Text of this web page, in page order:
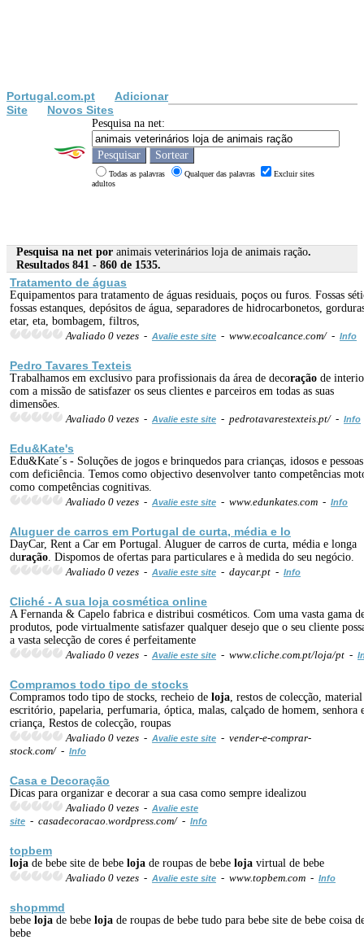
Portugal.com.pt
Adicionar
Site
Novos Sites
Pesquisa na net:
Todas as palavras Qualquer das palavras
Excluir sites
adultos
Pesquisa na net por animais veterinários loja de animais ração.
Resultados 841 - 860 de 1535.
Tratamento de águas
Equipamentos para tratamento de águas residuais, poços ou furos. Fossas
fossas estanques, depósitos de água, separadores de hidrocarbonetos,
etar, eta, bombagem, filtros,
Avaliado 0 vezes - Avalie este site - www.ecoalcance.com/ - Info
Pedro Tavares Texteis
Trabalhamos em exclusivo para profissionais da área de decoração de
com a missão de satisfazer os seus clientes e parceiros em todas as suas
dimensões.
Avaliado 0 vezes - Avalie este site - pedrotavarestexteis.pt/ - Info
Edu&Kate's
Edu&Kate´s - Soluções de jogos e brinquedos para crianças, idosos e pessoas
com deficiência. Temos como objectivo desenvolver tanto competências
como competências cognitivas.
Avaliado 0 vezes - Avalie este site - www.edunkates.com - Info
Aluguer de carros em Portugal de curta, média e lo
DayCar, Rent a Car em Portugal. Aluguer de carros de curta, média e longa
duração . Dispomos de ofertas para particulares e à medida do seu negócio.
Avaliado 0 vezes - Avalie este site - daycar.pt - Info
Cliché - A sua loja cosmética online
A Fernanda & Capelo fabrica e distribui cosméticos. Com uma vasta gama
produtos, pode virtualmente satisfazer qualquer desejo que o seu cliente
a vasta selecção de cores é perfeitamente
Avaliado 0 vezes - Avalie este site - www.cliche.com.pt/loja/pt -
Compramos todo tipo de stocks
Compramos todo tipo de stocks, recheio de loja , restos de colecção,
escritório, papelaria, perfumaria, óptica, malas, calçado de homem, senhora
criança, Restos de colecção, roupas
Avaliado 0 vezes - Avalie este site - vender-e-comprar-
stock.com/ - Info
Casa e Decoração
Dicas para organizar e decorar a sua casa como sempre idealizou
Avaliado 0 vezes - Avalie este
site - casadecoracao.wordpress.com/ - Info
topbem
loja de bebe site de bebe loja de roupas de bebe loja virtual de bebe
Avaliado 0 vezes - Avalie este site - www.topbem.com - Info
shopmmd
bebe loja de bebe loja de roupas de bebe tudo para bebe site de bebe coisa
bebe